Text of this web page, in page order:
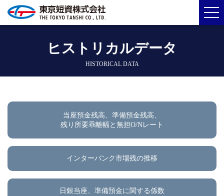
ヒストリカルデータ
HISTORICAL DATA
当座預金残高、準備預金残高、
残り所要乖離幅と無担O/Nレート
インターバンク市場残の推移
日銀当座、準備預金に関する係数